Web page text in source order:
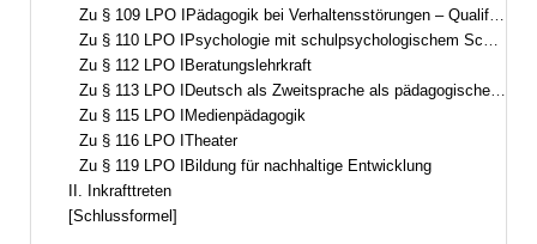
Zu § 109 LPO IPädagogik bei Verhaltensstörungen – Qualifizierungsstudium(Förderschwerpunkt emotionale und soziale Entwicklung)
Zu § 110 LPO IPsychologie mit schulpsychologischem Schwerpunkt
Zu § 112 LPO IBeratungslehrkraft
Zu § 113 LPO IDeutsch als Zweitsprache als pädagogische Qualifikation
Zu § 115 LPO IMedienpädagogik
Zu § 116 LPO ITheater
Zu § 119 LPO IBildung für nachhaltige Entwicklung
II. Inkrafttreten
[Schlussformel]